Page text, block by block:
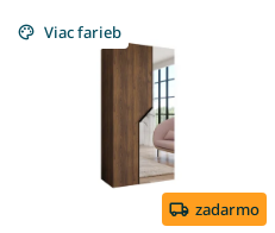
Viac farieb
zadarmo